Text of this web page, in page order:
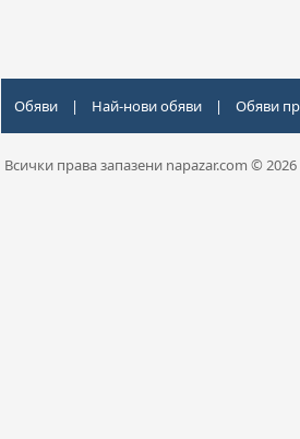
Обяви | Най-нови обяви | Обяви
Всички права запазени napazar.com © 2026